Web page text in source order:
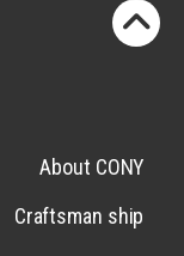
About CONY
Craftsman ship